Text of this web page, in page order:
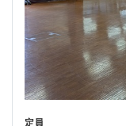
定員